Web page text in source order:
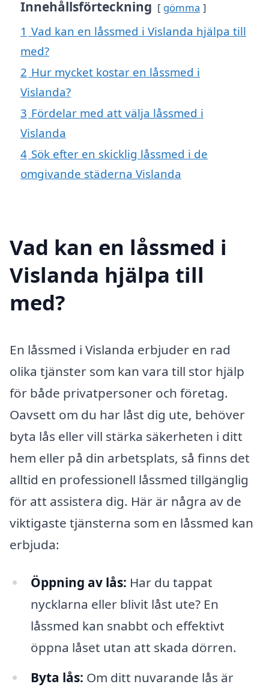
Innehållsförteckning gömma
1 Vad kan en låssmed i Vislanda hjälpa till
med?
2 Hur mycket kostar en låssmed i
Vislanda?
3 Fördelar med att välja låssmed i
Vislanda
4 Sök efter en skicklig låssmed i de
omgivande städerna Vislanda
Vad kan en låssmed i
Vislanda hjälpa till
med?
En låssmed i Vislanda erbjuder en rad
olika tjänster som kan vara till stor hjälp
för både privatpersoner och företag.
Oavsett om du har låst dig ute, behöver
byta lås eller vill stärka säkerheten i ditt
hem eller på din arbetsplats, så finns det
alltid en professionell låssmed tillgänglig
för att assistera dig. Här är några av de
viktigaste tjänsterna som en låssmed kan
erbjuda:
Öppning av lås: Har du tappat
nycklarna eller blivit låst ute? En
låssmed kan snabbt och effektivt
öppna låset utan att skada dörren.
Byta lås: Om ditt nuvarande lås är